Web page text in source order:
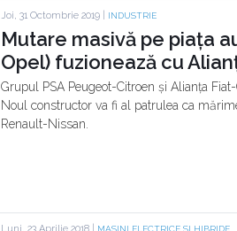
Joi, 31 Octombrie 2019 | INDUSTRIE
Mutare masivă pe piața
Opel) fuzionează cu
Grupul PSA Peugeot-Citroen și Alianța
Noul constructor va fi al patrulea ca
Renault-Nissan.